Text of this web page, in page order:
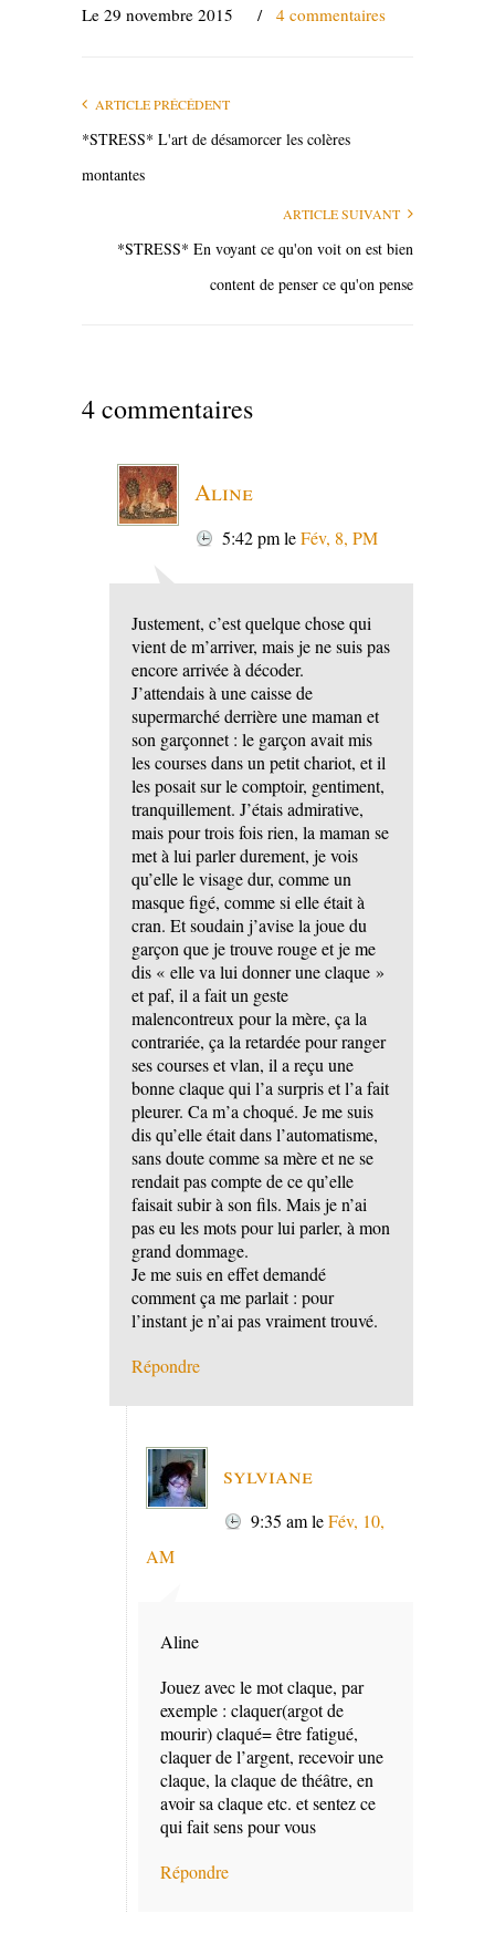
Le 29 novembre 2015 / 4 commentaires
ARTICLE PRÉCÉDENT
*STRESS* L'art de désamorcer les colères
montantes
ARTICLE SUIVANT
*STRESS* En voyant ce qu'on voit on est bien
content de penser ce qu'on pense
4 commentaires
Aline
5:42 pmleFév, 8, PM
Justement, c’est quelque chose qui
vient de m’arriver, mais je ne suis pas
encore arrivée à décoder.
J’attendais à une caisse de
supermarché derrière une maman et
son garçonnet : le garçon avait mis
les courses dans un petit chariot, et il
les posait sur le comptoir, gentiment,
tranquillement. J’étais admirative,
mais pour trois fois rien, la maman se
met à lui parler durement, je vois
qu’elle le visage dur, comme un
masque figé, comme si elle était à
cran. Et soudain j’avise la joue du
garçon que je trouve rouge et je me
dis « elle va lui donner une claque »
et paf, il a fait un geste
malencontreux pour la mère, ça la
contrariée, ça la retardée pour ranger
ses courses et vlan, il a reçu une
bonne claque qui l’a surpris et l’a fait
pleurer. Ca m’a choqué. Je me suis
dis qu’elle était dans l’automatisme,
sans doute comme sa mère et ne se
rendait pas compte de ce qu’elle
faisait subir à son fils. Mais je n’ai
pas eu les mots pour lui parler, à mon
grand dommage.
Je me suis en effet demandé
comment ça me parlait : pour
l’instant je n’ai pas vraiment trouvé.
Répondre
sylviane
9:35 amleFév, 10,
AM
Aline
Jouez avec le mot claque, par
exemple : claquer(argot de
mourir) claqué= être fatigué,
claquer de l’argent, recevoir une
claque, la claque de théâtre, en
avoir sa claque etc. et sentez ce
qui fait sens pour vous
Répondre